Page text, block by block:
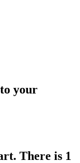
your
There is 1